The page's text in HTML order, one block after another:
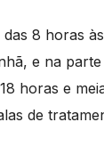
8 horas às
e na parte
horas e
de